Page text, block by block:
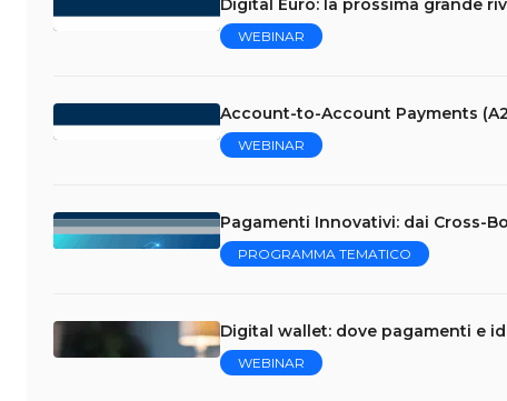
Digital Euro: la prossima grande
WEBINAR
Account-to-Account Payments
WEBINAR
Pagamenti Innovativi: dai Cross-
PROGRAMMA TEMATICO
Digital wallet: dove pagamenti e
WEBINAR